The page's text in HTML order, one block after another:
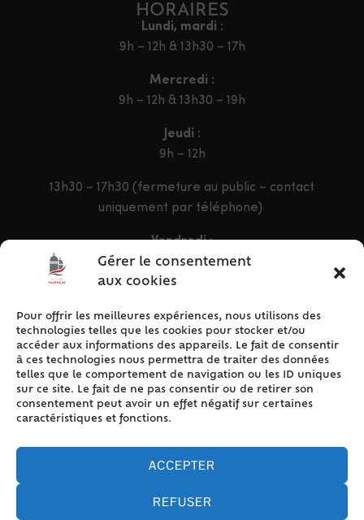
Gérer le consentement
aux cookies
Pour offrir les meilleures expériences, nous utilisons des
technologies telles que les cookies pour stocker et/ou
accéder aux informations des appareils. Le fait de consentir
à ces technologies nous permettra de traiter des données
telles que le comportement de navigation ou les ID uniques
sur ce site. Le fait de ne pas consentir ou de retirer son
consentement peut avoir un effet négatif sur certaines
caractéristiques et fonctions.
ACCEPTER
REFUSER
HORAIRES
Lundi, mardi :
9h – 12h & 13h30 – 17h
Mercredi :
9h – 12h & 13h30 – 19h
Jeudi :
9h – 12h
13h30 – 17h30 (fermeture au public – contact
uniquement par téléphone)
Vendredi :
9h – 12h & 13h30 – 16h30
ACCÈS RAPIDE
Accueil
Contact
Plan du site
Mentions légales
Politique de cookies (UE)